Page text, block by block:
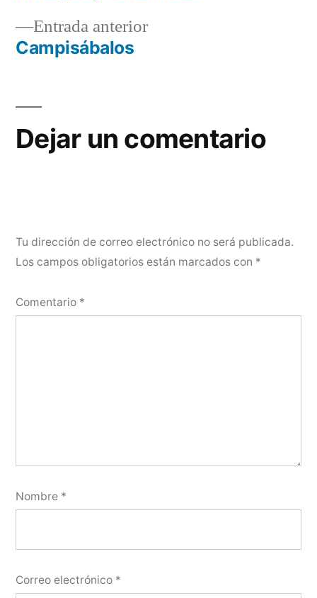
entradas
Entrada anteriorEntrada
Campisábalos
Dejar un comentario
Tu dirección de correo electrónico no será publicada.
Los campos obligatorios están marcados con *
Comentario *
Nombre *
Correo electrónico *